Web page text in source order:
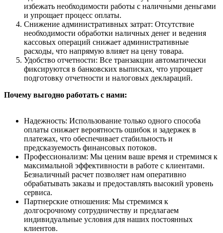
избежать необходимости работы с наличными деньгами
и упрощает процесс оплаты.
Снижение административных затрат: Отсутствие
необходимости обработки наличных денег и ведения
кассовых операций снижает административные
расходы, что напрямую влияет на цену товара.
Удобство отчетности: Все транзакции автоматически
фиксируются в банковских выписках, что упрощает
подготовку отчетности и налоговых деклараций.
Почему выгодно работать с нами:
Надежность: Использование только одного способа
оплаты снижает вероятность ошибок и задержек в
платежах, что обеспечивает стабильность и
предсказуемость финансовых потоков.
Профессионализм: Мы ценим ваше время и стремимся к
максимальной эффективности в работе с клиентами.
Безналичный расчет позволяет нам оперативно
обрабатывать заказы и предоставлять высокий уровень
сервиса.
Партнерские отношения: Мы стремимся к
долгосрочному сотрудничеству и предлагаем
индивидуальные условия для наших постоянных
клиентов.